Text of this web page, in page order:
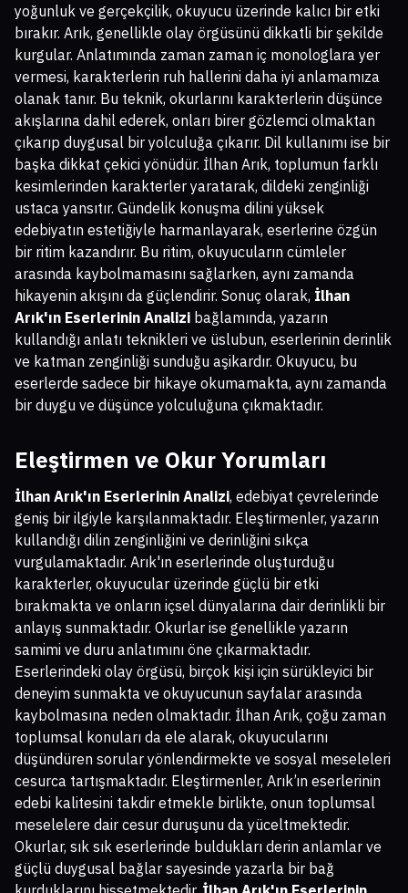
yoğunluk ve gerçekçilik, okuyucu üzerinde kalıcı bir etki
bırakır. Arık, genellikle olay örgüsünü dikkatli bir şekilde
kurgular. Anlatımında zaman zaman iç monologlara yer
vermesi, karakterlerin ruh hallerini daha iyi anlamamıza
olanak tanır. Bu teknik, okurlarını karakterlerin düşünce
akışlarına dahil ederek, onları birer gözlemci olmaktan
çıkarıp duygusal bir yolculuğa çıkarır. Dil kullanımı ise bir
başka dikkat çekici yönüdür. İlhan Arık, toplumun farklı
kesimlerinden karakterler yaratarak, dildeki zenginliği
ustaca yansıtır. Gündelik konuşma dilini yüksek
edebiyatın estetiğiyle harmanlayarak, eserlerine özgün
bir ritim kazandırır. Bu ritim, okuyucuların cümleler
arasında kaybolmamasını sağlarken, aynı zamanda
hikayenin akışını da güçlendirir. Sonuç olarak, İlhan
Arık'ın Eserlerinin Analizi bağlamında, yazarın
kullandığı anlatı teknikleri ve üslubun, eserlerinin derinlik
ve katman zenginliği sunduğu aşikardır. Okuyucu, bu
eserlerde sadece bir hikaye okumamakta, aynı zamanda
bir duygu ve düşünce yolculuğuna çıkmaktadır.
Eleştirmen ve Okur Yorumları
İlhan Arık'ın Eserlerinin Analizi, edebiyat çevrelerinde
geniş bir ilgiyle karşılanmaktadır. Eleştirmenler, yazarın
kullandığı dilin zenginliğini ve derinliğini sıkça
vurgulamaktadır. Arık'ın eserlerinde oluşturduğu
karakterler, okuyucular üzerinde güçlü bir etki
bırakmakta ve onların içsel dünyalarına dair derinlikli bir
anlayış sunmaktadır. Okurlar ise genellikle yazarın
samimi ve duru anlatımını öne çıkarmaktadır.
Eserlerindeki olay örgüsü, birçok kişi için sürükleyici bir
deneyim sunmakta ve okuyucunun sayfalar arasında
kaybolmasına neden olmaktadır. İlhan Arık, çoğu zaman
toplumsal konuları da ele alarak, okuyucularını
düşündüren sorular yönlendirmekte ve sosyal meseleleri
cesurca tartışmaktadır. Eleştirmenler, Arık’ın eserlerinin
edebi kalitesini takdir etmekle birlikte, onun toplumsal
meselelere dair cesur duruşunu da yüceltmektedir.
Okurlar, sık sık eserlerinde buldukları derin anlamlar ve
güçlü duygusal bağlar sayesinde yazarla bir bağ